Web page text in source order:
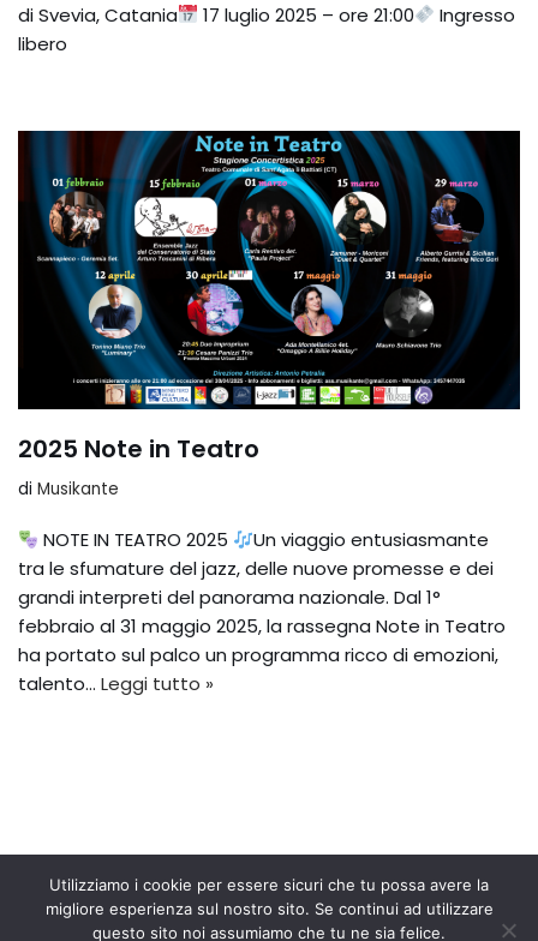
di Svevia, Catania
17 luglio 2025 – ore 21:00
Ingresso
libero
2025 Note in Teatro
di Musikante
NOTE IN TEATRO 2025
Un viaggio entusiasmante
tra le sfumature del jazz, delle nuove promesse e dei
grandi interpreti del panorama nazionale. Dal 1°
febbraio al 31 maggio 2025, la rassegna Note in Teatro
ha portato sul palco un programma ricco di emozioni,
talento… Leggi tutto »
Associazione Culturale Musikante ® - 04629310873(Part.
English
Utilizziamo i cookie per essere sicuri che tu possa avere la
migliore esperienza sul nostro sito. Se continui ad utilizzare
questo sito noi assumiamo che tu ne sia felice.